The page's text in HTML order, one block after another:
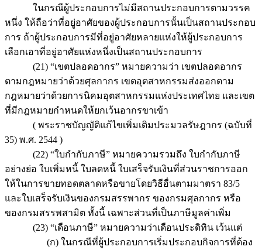
ในกรณีผู้ประกอบการไม่มีสถานประกอบการตามวรรค
หนึ่ง ให้ถือว่าที่อยู่อาศัยของผู้ประกอบการนั้นเป็นสถานประกอบ
การ ถ้าผู้ประกอบการมีที่อยู่อาศัยหลายแห่งให้ผู้ประกอบการ
เลือกเอาที่อยู่อาศัยแห่งหนึ่งเป็นสถานประกอบการ
(21) “เขตปลอดอากร” หมายความว่า เขตปลอดอากร
ตามกฎหมายว่าด้วยศุลกากร เขตอุตสาหกรรมส่งออกตาม
กฎหมายว่าด้วยการนิคมอุตสาหกรรมแห่งประเทศไทย และเขต
ที่มีกฎหมายกำหนดให้ยกเว้นอากรขาเข้า
( พระราชบัญญัติแก้ไขเพิ่มเติมประมวลรัษฎากร (ฉบับที่
35) พ.ศ. 2544 )
(22) “ใบกำกับภาษี” หมายความรวมถึง ใบกำกับภาษี
อย่างย่อ ใบเพิ่มหนี้ ใบลดหนี้ ใบเสร็จรับเงินที่ส่วนราชการออก
ให้ในการขายทอดตลาดหรือขายโดยวิธีอื่นตามมาตรา 83/5
และใบเสร็จรับเงินของกรมสรรพากร ของกรมศุลกากร หรือ
ของกรมสรรพสามิต ทั้งนี้ เฉพาะส่วนที่เป็นภาษีมูลค่าเพิ่ม
(23) “เดือนภาษี” หมายความว่าเดือนประดิทิน เว้นแต่
(ก) ในกรณีที่ผู้ประกอบการเริ่มประกอบกิจการที่ต้อง